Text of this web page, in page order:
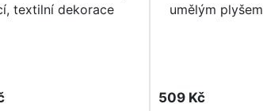
textilní dekorace
umělým plyšem
509 Kč